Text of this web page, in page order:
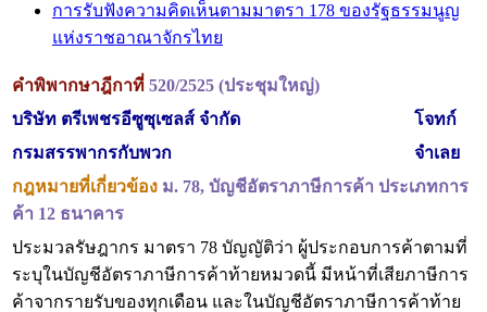
การรับฟังความคิดเห็นตามมาตรา 178 ของรัฐธรรมนูญ
แห่งราชอาณาจักรไทย
คำพิพากษาฎีกาที่ 520/2525 (ประชุมใหญ่)
บริษัท ตรีเพชรอีซูซุเซลส์ จำกัด
โจทก์
กรมสรรพากรกับพวก
จำเลย
กฎหมายที่เกี่ยวข้อง ม. 78, บัญชีอัตราภาษีการค้า ประเภทการ
ค้า 12 ธนาคาร
ประมวลรัษฎากร มาตรา 78 บัญญัติว่า ผู้ประกอบการค้าตามที่
ระบุในบัญชีอัตราภาษีการค้าท้ายหมวดนี้ มีหน้าที่เสียภาษีการ
ค้าจากรายรับของทุกเดือน และในบัญชีอัตราภาษีการค้าท้าย